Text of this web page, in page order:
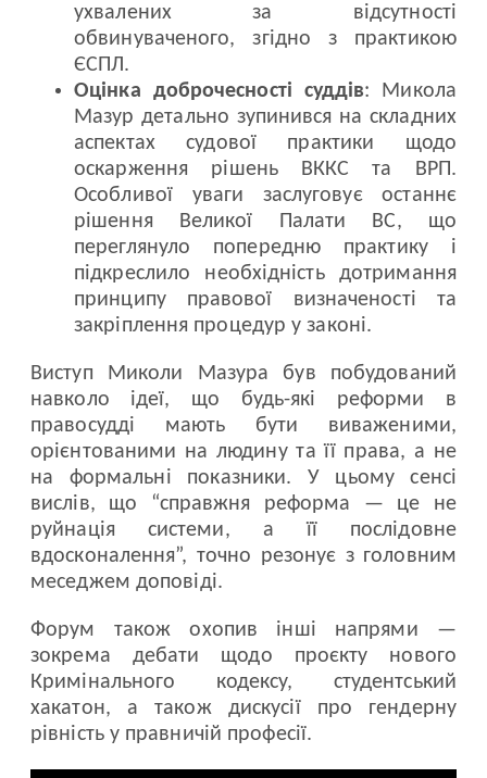
ухвалених за відсутності
обвинуваченого, згідно з практикою
ЄСПЛ.
Оцінка доброчесності суддів: Микола
Мазур детально зупинився на складних
аспектах судової практики щодо
оскарження рішень ВККС та ВРП.
Особливої уваги заслуговує останнє
рішення Великої Палати ВС, що
переглянуло попередню практику і
підкреслило необхідність дотримання
принципу правової визначеності та
закріплення процедур у законі.
Виступ Миколи Мазура був побудований
навколо ідеї, що будь-які реформи в
правосудді мають бути виваженими,
орієнтованими на людину та її права, а не
на формальні показники. У цьому сенсі
вислів, що “справжня реформа — це не
руйнація системи, а її послідовне
вдосконалення”, точно резонує з головним
меседжем доповіді.
Форум також охопив інші напрями —
зокрема дебати щодо проєкту нового
Кримінального кодексу, студентський
хакатон, а також дискусії про гендерну
рівність у правничій професії.